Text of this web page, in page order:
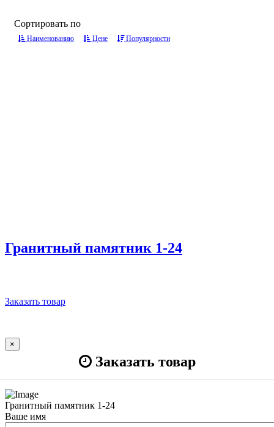
Сортировать по
Наименованию Цене Популярности
Гранитный памятник 1-24
Заказать товар
×
Заказать товар
Гранитный памятник 1-24
Ваше имя